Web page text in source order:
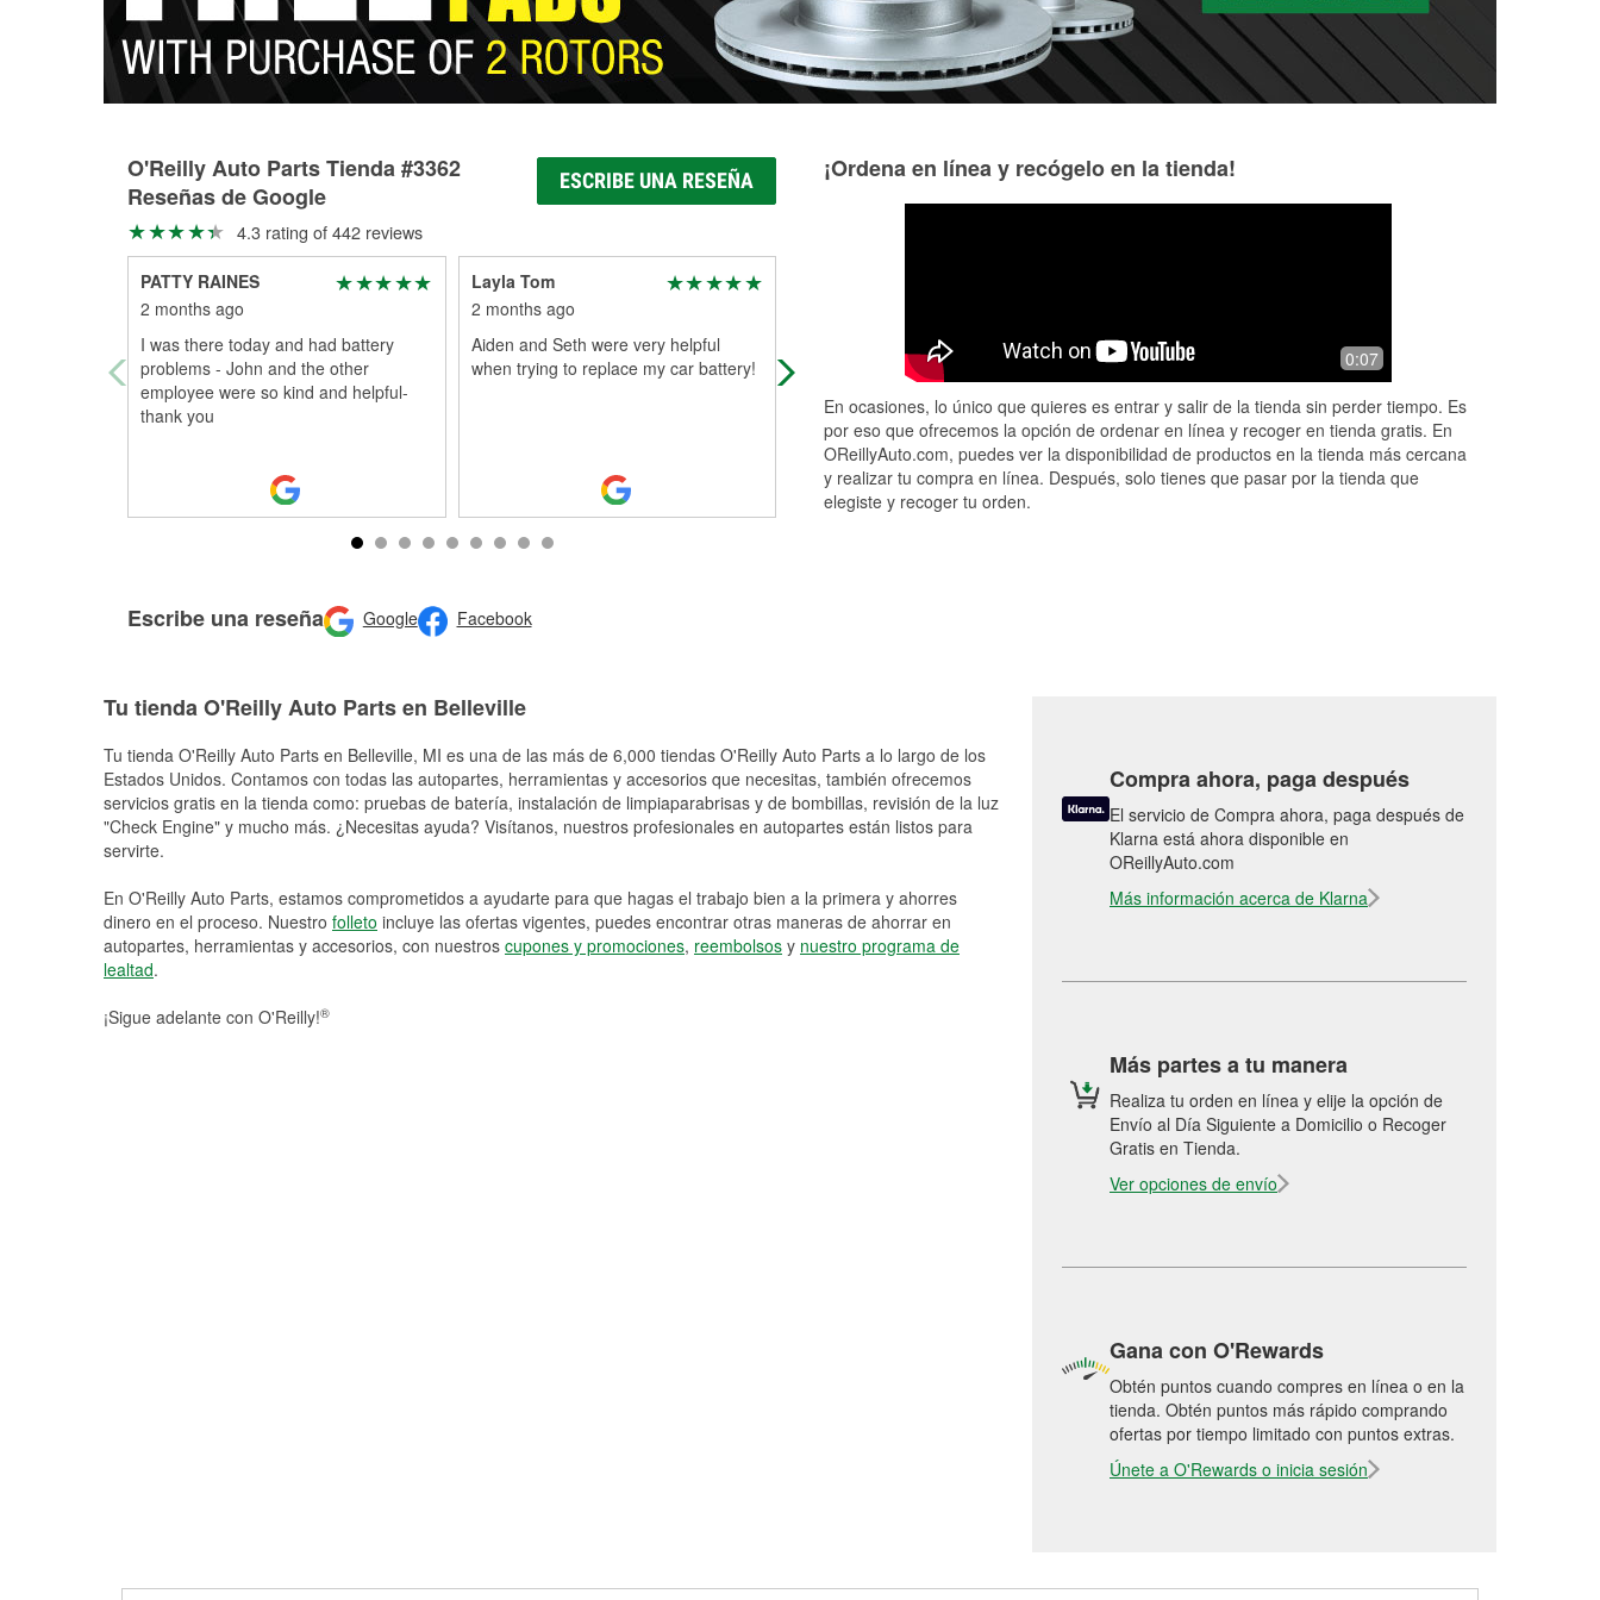
O'Reilly Auto Parts Tienda #3362
Reseñas de Google
ESCRIBE UNA RESEÑA
4.3 rating of 442 reviews
PATTY RAINES
2 months ago
I was there today and had battery
problems - John and the other
employee were so kind and helpful-
thank you
Layla Tom
2 months ago
Aiden and Seth were very helpful
when trying to replace my car battery!
Nice store friendly people
Quick pickup
Escribe una reseña Google Facebook
¡Ordena en línea y recógelo en la tienda!
0:07
En ocasiones, lo único que quieres es entrar y salir de la tienda sin perder tiempo. Es
por eso que ofrecemos la opción de ordenar en línea y recoger en tienda gratis. En
OReillyAuto.com, puedes ver la disponibilidad de productos en la tienda más cercana
y realizar tu compra en línea. Después, solo tienes que pasar por la tienda que
elegiste y recoger tu orden.
Tu tienda O'Reilly Auto Parts en Belleville
Tu tienda O'Reilly Auto Parts en Belleville, MI es una de las más de 6,000 tiendas O'Reilly Auto Parts a lo largo de los
Estados Unidos. Contamos con todas las autopartes, herramientas y accesorios que necesitas, también ofrecemos
servicios gratis en la tienda como: pruebas de batería, instalación de limpiaparabrisas y de bombillas, revisión de la luz
"Check Engine" y mucho más. ¿Necesitas ayuda? Visítanos, nuestros profesionales en autopartes están listos para
servirte.
En O'Reilly Auto Parts, estamos comprometidos a ayudarte para que hagas el trabajo bien a la primera y ahorres
dinero en el proceso. Nuestro folleto incluye las ofertas vigentes, puedes encontrar otras maneras de ahorrar en
autopartes, herramientas y accesorios, con nuestros cupones y promociones, reembolsos y nuestro programa de
lealtad.
¡Sigue adelante con O'Reilly!®
Compra ahora, paga después
El servicio de Compra ahora, paga después de
Klarna está ahora disponible en
OReillyAuto.com
Más información acerca de Klarna
Más partes a tu manera
Realiza tu orden en línea y elije la opción de
Envío al Día Siguiente a Domicilio o Recoger
Gratis en Tienda.
Ver opciones de envío
Gana con O'Rewards
Obtén puntos cuando compres en línea o en la
tienda. Obtén puntos más rápido comprando
ofertas por tiempo limitado con puntos extras.
Únete a O'Rewards o inicia sesión